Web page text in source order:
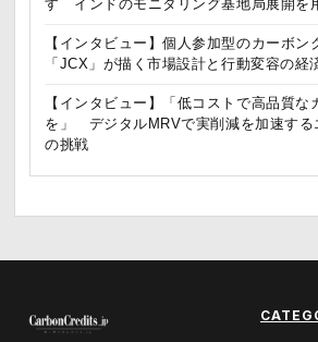
す インドのモニタリング基地局展開を
【インタビュー】個人参加型のカーボン
「JCX」が描く市場設計と行動変容の経
【インタビュー】「低コストで高品質な
を」 デジタルMRVで実削減を加速する
の挑戦